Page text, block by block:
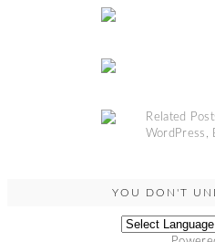
YOU DON'T